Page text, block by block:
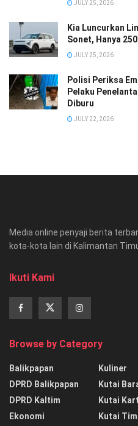
JULY 25, 2026
Kia Luncurkan
Sonet, Hanya
JULY 25, 2026
Polisi Periksa
Pelaku
Diburu
JULY 22, 2026
Media online penyaji berita
kota-kota lain di Kalimantan
Ikuti Kami
Browse by Category
Balikpapan
DPRD Balikpapan
DPRD Kaltim
Ekonomi
Kuliner
Kutai
Kutai
Kutai